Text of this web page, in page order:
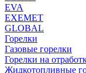
EVA
EXEMET
GLOBAL
Горелки
Газовые горелки
Горелки на
Жидкотопливные